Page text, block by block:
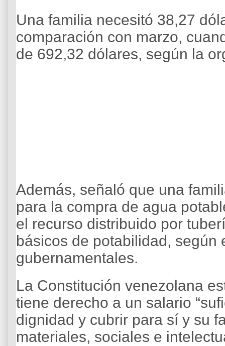
Una familia necesitó 38,27
comparación con marzo,
de 692,32 dólares, según la
Además, señaló que una
para la compra de agua
el recurso distribuido por
básicos de potabilidad, según
gubernamentales.
La Constitución venezolana
tiene derecho a un salario
dignidad y cubrir para sí y su
materiales, sociales e